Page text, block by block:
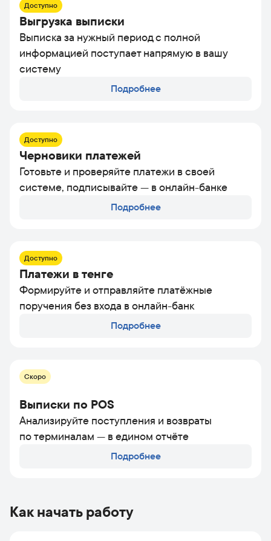
Доступно
Выгрузка выписки
Выписка за нужный период с полной
информацией поступает напрямую в вашу
систему
Подробнее
Доступно
Черновики платежей
Готовьте и проверяйте платежи в своей
системе, подписывайте — в онлайн-банке
Подробнее
Доступно
Платежи в тенге
Формируйте и отправляйте платёжные
поручения без входа в онлайн-банк
Подробнее
Скоро
Выписки по POS
Анализируйте поступления и возвраты
по терминалам — в едином отчёте
Подробнее
Как начать работу